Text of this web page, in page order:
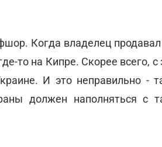
Когда владелец продавал
то на Кипре. Скорее всего, с
И это неправильно -
должен наполняться с